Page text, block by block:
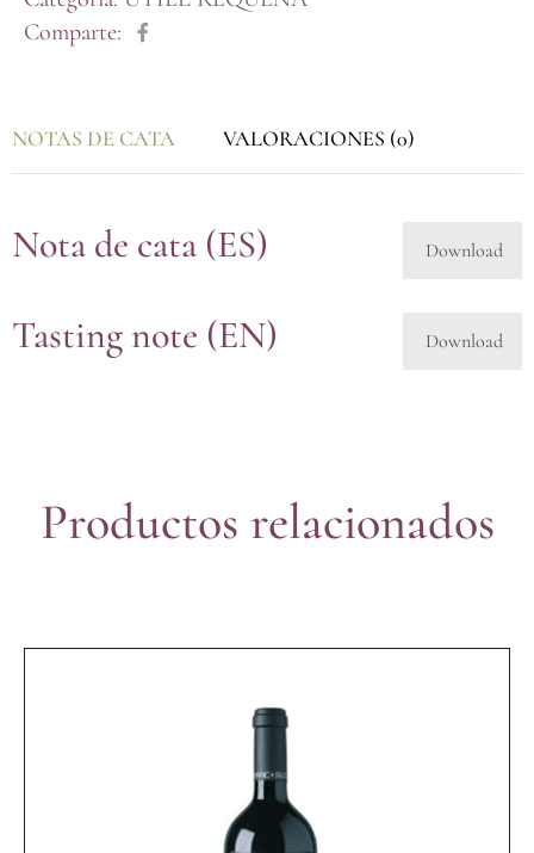
Comparte:
NOTAS DE CATA VALORACIONES (0)
Nota de cata (ES) Download
Tasting note (EN) Download
Productos relacionados